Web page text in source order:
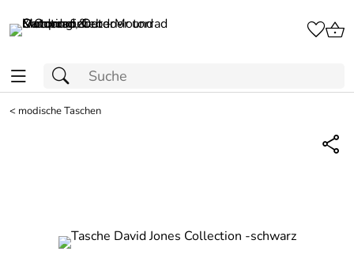
< modische Taschen